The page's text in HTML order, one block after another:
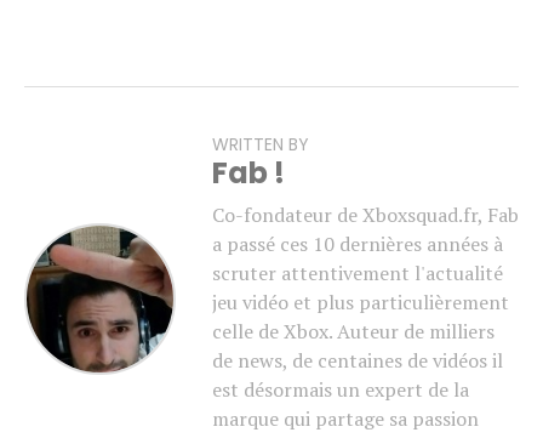
WRITTEN BY
Fab !
Co-fondateur de Xboxsquad.fr, Fab
a passé ces 10 dernières années à
scruter attentivement l'actualité
jeu vidéo et plus particulièrement
celle de Xbox. Auteur de milliers
de news, de centaines de vidéos il
est désormais un expert de la
marque qui partage sa passion